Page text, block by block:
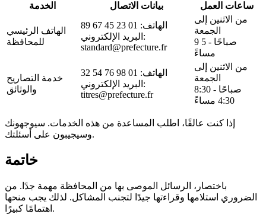
الخدمة بيانات الاتصال ساعات العمل
الهاتف الرئيسي
للمحافظة
الهاتف: 01 23 45 67 89
البريد الإلكتروني:
standard@prefecture.fr
من الاثنين إلى
الجمعة
9 صباحًا - 5
مساءً
خدمة التصاريح
والوثائق
الهاتف: 01 98 76 54 32
البريد الإلكتروني:
titres@prefecture.fr
من الاثنين إلى
الجمعة
8:30 صباحًا -
4:30 مساءً
إذا كنت عالقًا، اطلب المساعدة من هذه الخدمات. سيوجهونك
وسيجيبون على أسئلتك.
خاتمة
باختصار، الرسائل الموصى بها من المحافظة مهمة جدًا. من
الضروري استلامها وقراءتها جيدًا لتجنب المشاكل. لذلك يجب منحها
اهتمامًا كبيرًا.